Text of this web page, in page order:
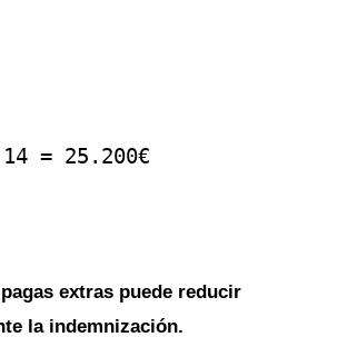
= 25.200€
extras puede reducir
la indemnización.